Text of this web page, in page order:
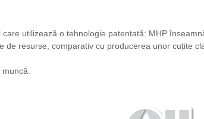
utilizează o tehnologie patentată: MHP
resurse, comparativ cu producerea unor cuțite